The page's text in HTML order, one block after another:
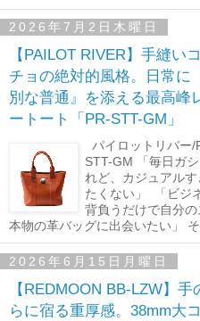
2026年7月2日木曜日
【PAILOT RIVER】手縫い
チョの絶対的風格。日常に
別な普通』を添える最高峰
ートート「PR-STT-GM」
パイロットリバ
STT-GM 「毎日ガ
れど、カジュアル
たくない」 「ビジ
背負うだけで自分
本物の革バッグに出会いたい」 そ
2026年6月15日月曜日
【REDMOON BB-LZW】手
らに宿る重厚感。38mm大